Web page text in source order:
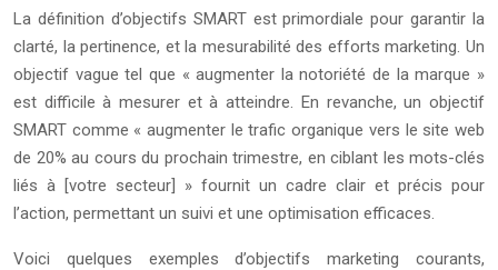
La définition d’objectifs SMART est primordiale pour garantir la
clarté, la pertinence, et la mesurabilité des efforts marketing. Un
objectif vague tel que « augmenter la notoriété de la marque »
est difficile à mesurer et à atteindre. En revanche, un objectif
SMART comme « augmenter le trafic organique vers le site web
de 20% au cours du prochain trimestre, en ciblant les mots-clés
liés à [votre secteur] » fournit un cadre clair et précis pour
l’action, permettant un suivi et une optimisation efficaces.
Voici quelques exemples d’objectifs marketing courants,